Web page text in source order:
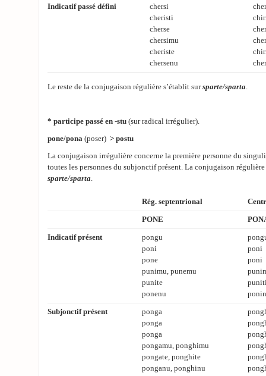
Indicatif passé défini
chersi
cheristi
cherse
chersimu
cheriste
chersenu
Le reste de la conjugaison régulière s’établit sursparte/sparta.
* participe passé en -stu (sur radical irrégulier).
pone/pona (poser) > postu
La conjugaison irrégulière concerne la première personne du
toutes les personnes du subjonctif présent. La conjugaison
sparte/sparta.
Rég. septentrional
PONE
Indicatif présent
pongu
poni
pone
punimu, punemu
punite
ponenu
poni
poni
Subjonctif présent
ponga
ponga
ponga
pongamu, ponghimu
pongate, ponghite
ponganu, ponghinu